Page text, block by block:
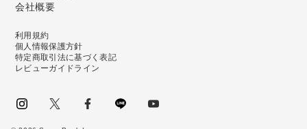
会社概要
利用規約
個人情報保護方針
特定商取引法に基づく表記
レビューガイドライン